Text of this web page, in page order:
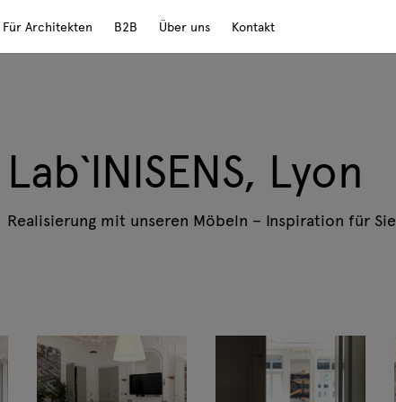
Für Architekten B2B Über uns Kontakt
Lab`INISENS, Lyon
Realisierung mit unseren Möbeln – Inspiration für Sie